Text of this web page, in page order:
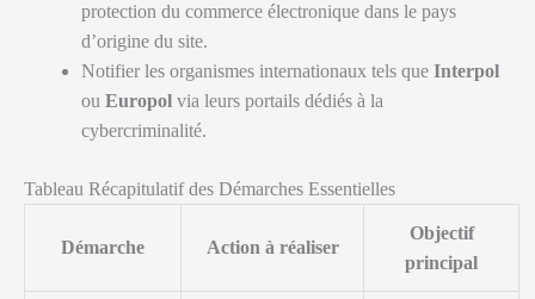
protection du commerce électronique dans le pays
d’origine du site.
Notifier les organismes internationaux tels que Interpol
ou Europol via leurs portails dédiés à la
cybercriminalité.
Tableau Récapitulatif des Démarches Essentielles
Démarche Action à réaliser
Objectif
principal